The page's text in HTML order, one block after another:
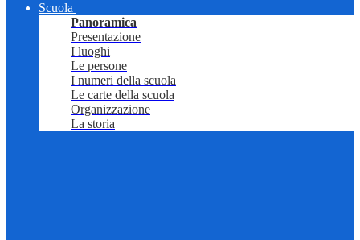
Scuola
Panoramica
Presentazione
I luoghi
Le persone
I numeri della scuola
Le carte della scuola
Organizzazione
La storia